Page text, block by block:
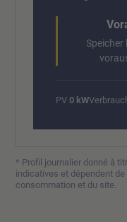
PV 0 kW
* Profil journalier donné à
indicatives et dépendent
consommation et du site.